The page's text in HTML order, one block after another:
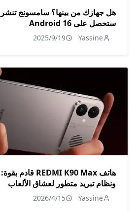
هل جهازك من بينها؟ سامسونج تنشر
ستحصل على Android 16
Yassine
2025/9/19
ونظام تبريد متطور لعشاق الألعاب
Yassine
2026/4/15